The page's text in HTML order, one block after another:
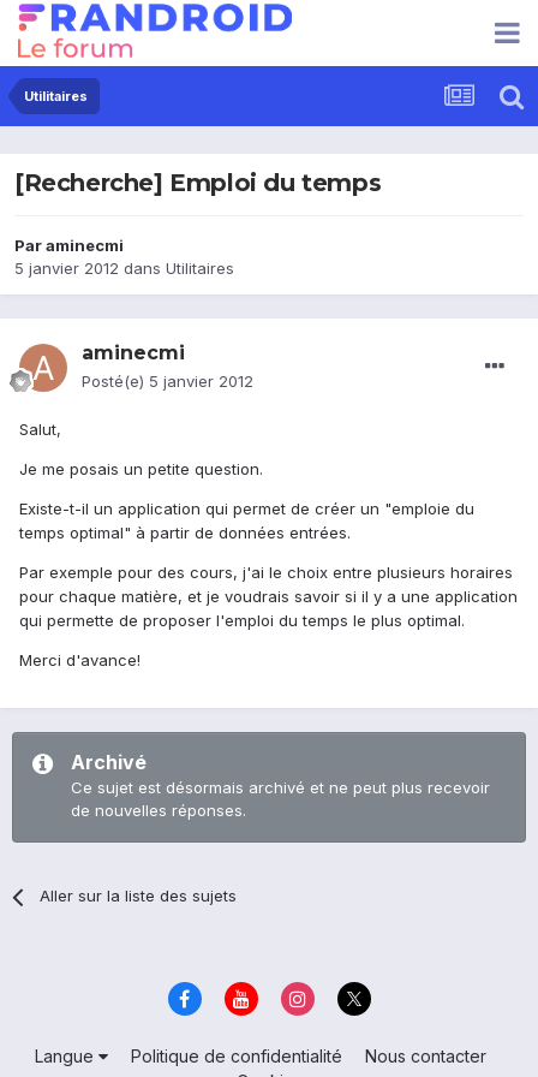
Utilitaires
[Recherche] Emploi du temps
Paraminecmi
5 janvier 2012 dans Utilitaires
aminecmi
Posté(e) 5 janvier 2012
Salut,
Je me posais un petite question.
Existe-t-il un application qui permet de créer un "emploie du
temps optimal" à partir de données entrées.
Par exemple pour des cours, j'ai le choix entre plusieurs horaires
pour chaque matière, et je voudrais savoir si il y a une application
qui permette de proposer l'emploi du temps le plus optimal.
Merci d'avance!
Archivé
Ce sujet est désormais archivé et ne peut plus recevoir
de nouvelles réponses.
Aller sur la liste des sujets
Langue Politique de confidentialité
Nous contacter